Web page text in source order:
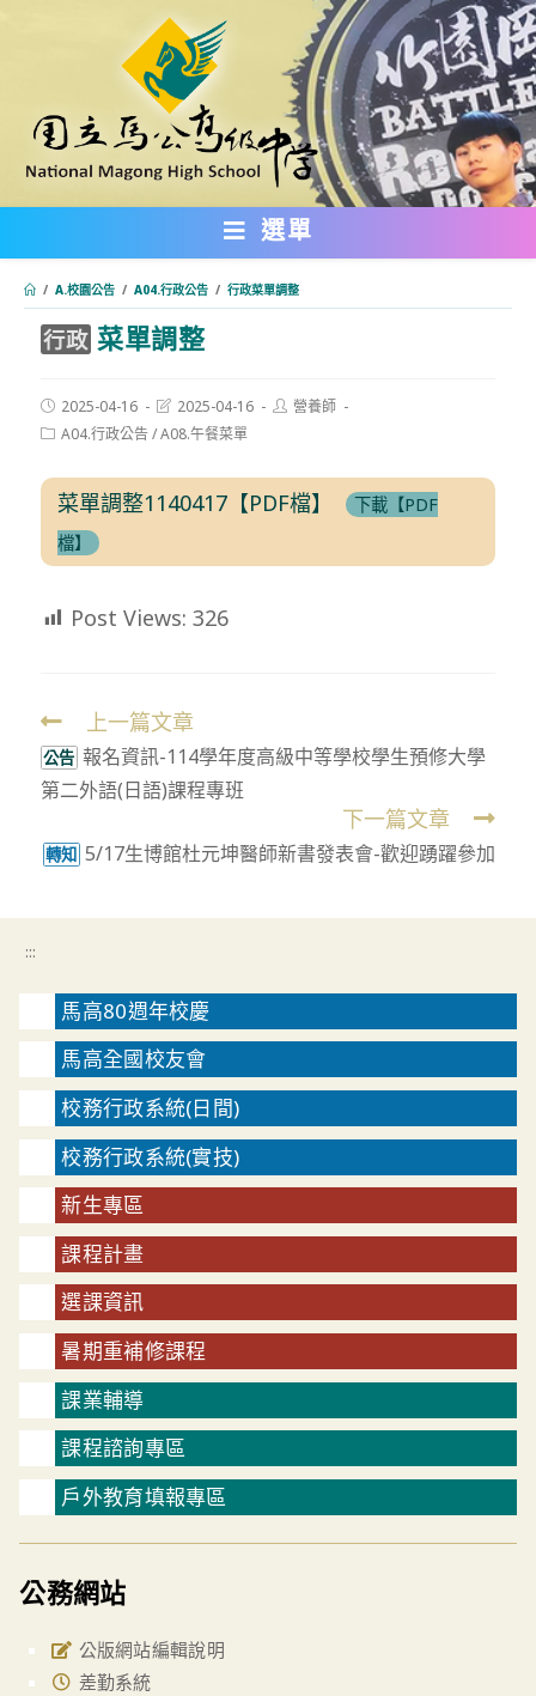
內
選單
/ A.校園公告 / A04.行政公告 / 行政菜單調整
行政 菜單調整
Post
published:
2025-04-16
Post
modified:
2025-04-16
Post營養師
PostA04.行政公告/A08.午餐菜單
菜單調整1140417【PDF檔】
下載【PDF
檔】
Post Views: 326
Read
more
articles
上一篇文章
公告 報名資訊-114學年度高級中等學校學生預修大學
第二外語(日語)課程專班
下一篇文章
轉知 5/17生博館杜元坤醫師新書發表會-歡迎踴躍參加
:::
馬高80週年校慶
馬高全國校友會
校務行政系統(日間)
校務行政系統(實技)
新生專區
課程計畫
選課資訊
暑期重補修課程
課業輔導
課程諮詢專區
戶外教育填報專區
公務網站
公版網站編輯說明
差勤系統